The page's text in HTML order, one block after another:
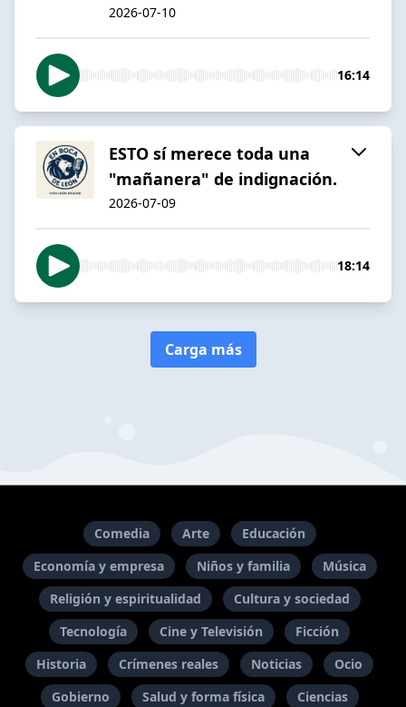
2026-07-10
16:14
ESTO sí merece toda una
"mañanera" de indignación.
2026-07-09
18:14
Carga más
Comedia Arte
Educación
Economía y empresa
Niños y familia
Música
Religión y espiritualidad
Cultura y sociedad
Tecnología
Cine y Televisión
Ficción
Historia
Crímenes reales Noticias
Ocio
Gobierno
Salud y forma física Ciencias